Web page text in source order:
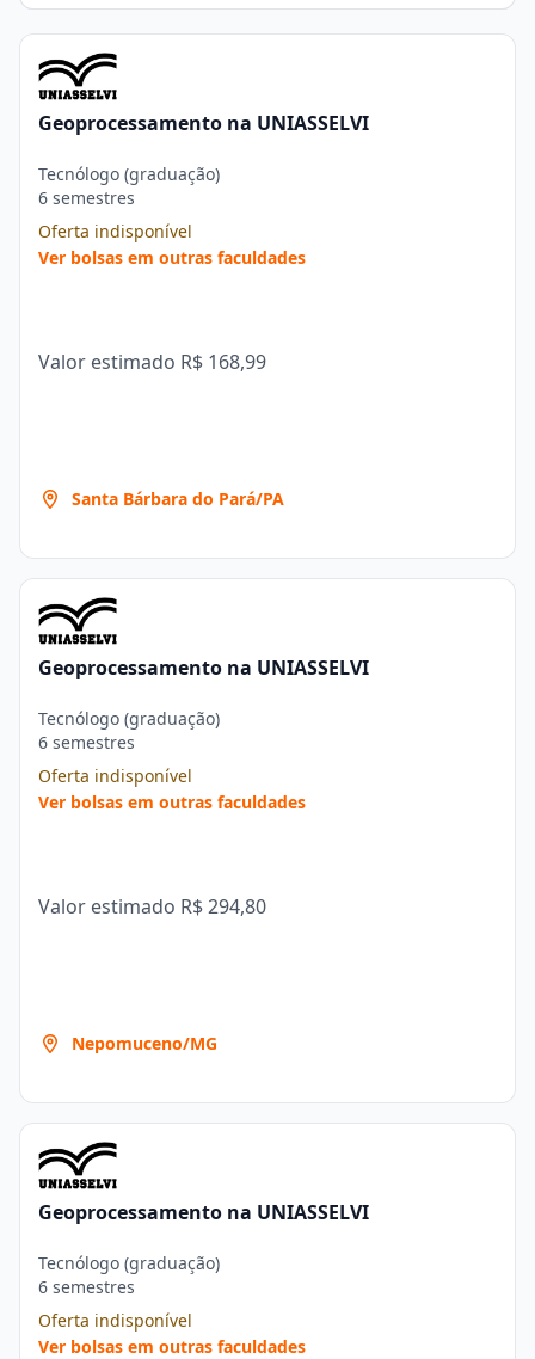
Geoprocessamento na UNIASSELVI
Tecnólogo (graduação)
6 semestres
Oferta indisponível
Ver bolsas em outras faculdades
Valor estimado R$ 168,99
Santa Bárbara do Pará/PA
Geoprocessamento na UNIASSELVI
Tecnólogo (graduação)
6 semestres
Oferta indisponível
Ver bolsas em outras faculdades
Valor estimado R$ 294,80
Nepomuceno/MG
Geoprocessamento na UNIASSELVI
Tecnólogo (graduação)
6 semestres
Oferta indisponível
Ver bolsas em outras faculdades